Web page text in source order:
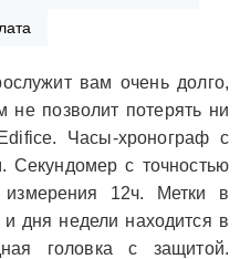
вам очень долго,
не позволит потерять ни
Часы-хронограф с
Секундомер с точностью
12ч. Метки в
дня недели находится в
головка с защитой.